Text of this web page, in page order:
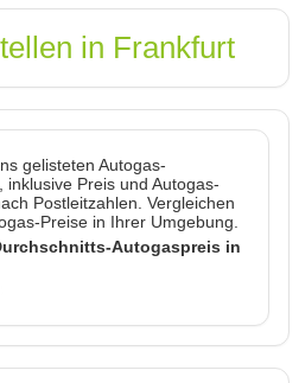
in Frankfurt
gelisteten Autogas-
, inklusive Preis und Autogas-
Postleitzahlen. Vergleichen
Preise in Ihrer Umgebung.
Autogaspreis in